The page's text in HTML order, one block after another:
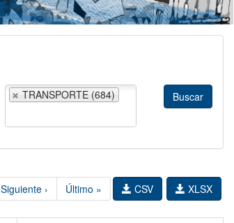
TRANSPORTE (684)
Siguiente › Último » XLSX
CSV